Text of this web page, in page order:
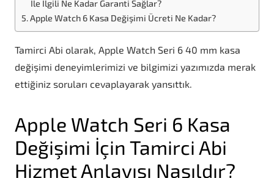
İle İlgili Ne Kadar Garanti Sağlar?
Apple Watch 6 Kasa Değişimi Ücreti Ne Kadar?
Tamirci Abi olarak, Apple Watch Seri 6 40 mm kasa
değişimi deneyimlerimizi ve bilgimizi yazımızda merak
ettiğiniz soruları cevaplayarak yansıttık.
Apple Watch Seri 6 Kasa
Değişimi İçin Tamirci Abi
Hizmet Anlayışı Nasıldır?